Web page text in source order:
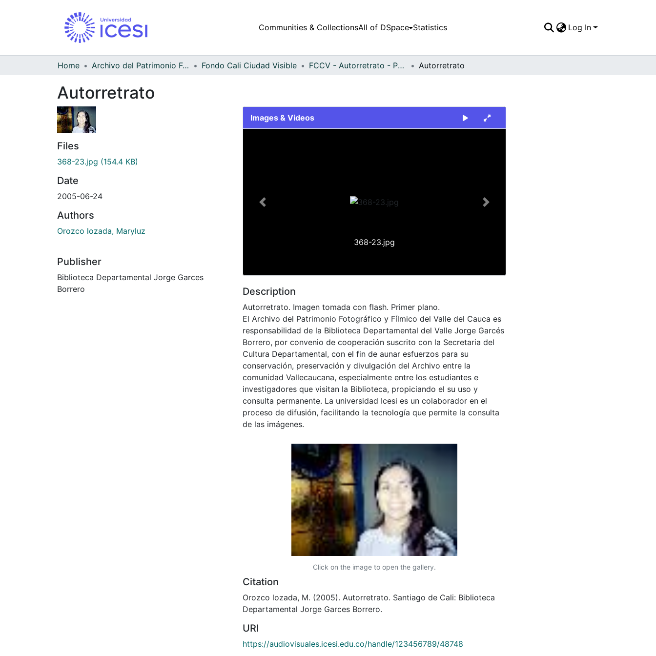
Communities & CollectionsAll of DSpace Statistics Log In
Home Archivo del Patrimonio Fotográfico y Fílmico del Valle del Cauca Fondo Cali Ciudad Visible FCCV - Autorretrato - Patrimonial Autorretrato
Autorretrato
Files
368-23.jpg (154.4 KB)
Date
2005-06-24
Authors
Orozco lozada, Maryluz
Publisher
Biblioteca Departamental Jorge Garces
Borrero
Images & Videos
368-23.jpg
Previous Next
Description
Autorretrato. Imagen tomada con flash. Primer plano.
El Archivo del Patrimonio Fotográfico y Fílmico del Valle del Cauca es
responsabilidad de la Biblioteca Departamental del Valle Jorge Garcés
Borrero, por convenio de cooperación suscrito con la Secretaria del
Cultura Departamental, con el fin de aunar esfuerzos para su
conservación, preservación y divulgación del Archivo entre la
comunidad Vallecaucana, especialmente entre los estudiantes e
investigadores que visitan la Biblioteca, propiciando el su uso y
consulta permanente. La universidad Icesi es un colaborador en el
proceso de difusión, facilitando la tecnología que permite la consulta
de las imágenes.
Click on the image to open the gallery.
Citation
Orozco lozada, M. (2005). Autorretrato. Santiago de Cali: Biblioteca
Departamental Jorge Garces Borrero.
URI
https://audiovisuales.icesi.edu.co/handle/123456789/48748